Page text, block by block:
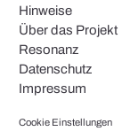
Hinweise
Über das Projekt
Resonanz
Datenschutz
Impressum
Cookie Einstellungen